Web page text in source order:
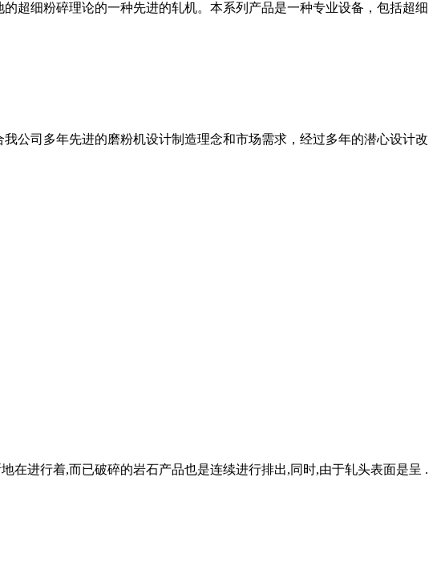
超细粉碎理论的一种先进的轧机。本系列产品是一种专业设备，包括超细
公司多年先进的磨粉机设计制造理念和市场需求，经过多年的潜心设计改
在进行着,而已破碎的岩石产品也是连续进行排出,同时,由于轧头表面是呈 .